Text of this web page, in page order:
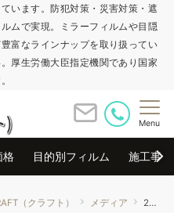
います。防犯対策・災害対策・遮
ムで実現。ミラーフィルムや目隠
富なラインナップを取り扱ってい
厚生労働大臣指定機関であり国家
Menu
格 目的別フィルム 施工事例
（クラフト） メディア 20201226105756